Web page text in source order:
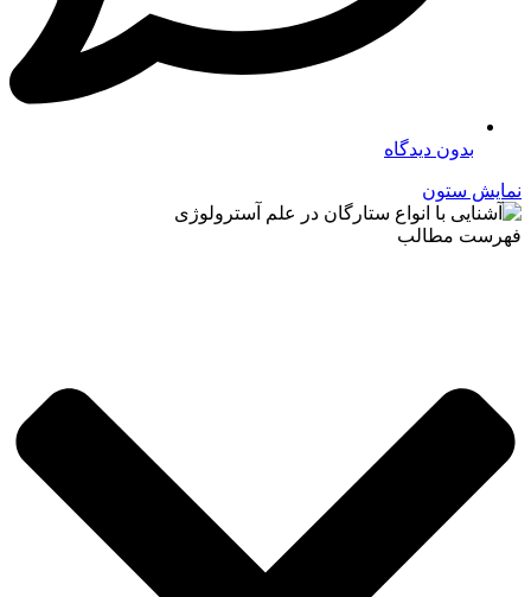
بدون دیدگاه
نمایش ستون
فهرست مطالب